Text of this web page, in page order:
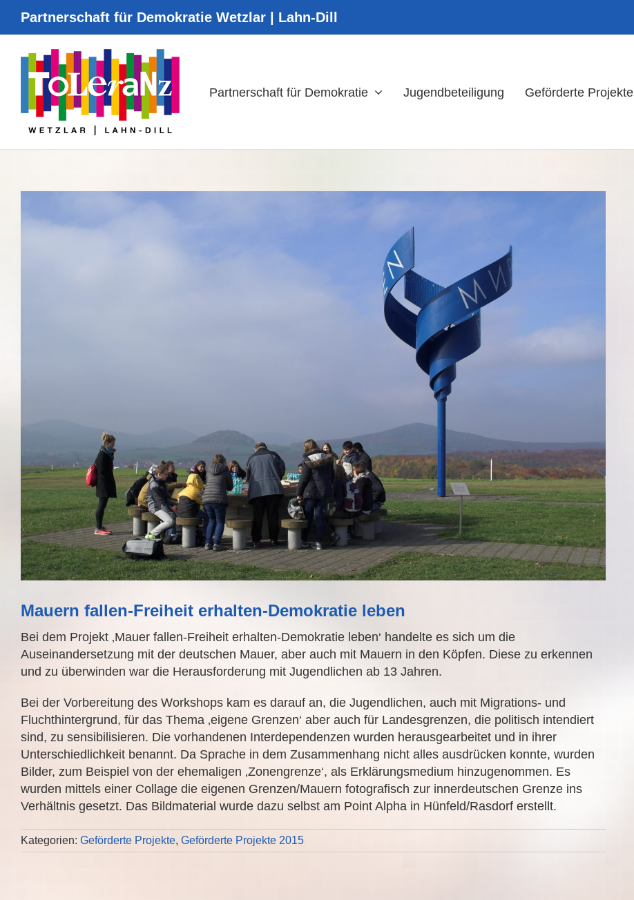
InhaltPartnerschaft für Demokratie Wetzlar | Lahn-Dill
Partnerschaft für Demokratie Jugendbeteiligung Geförderte Projekte
grösseres
Mauern fallen-Freiheit erhalten-Demokratie leben
Bei dem Projekt ‚Mauer fallen-Freiheit erhalten-Demokratie leben‘ handelte es sich um die
Auseinandersetzung mit der deutschen Mauer, aber auch mit Mauern in den Köpfen. Diese zu erkennen
und zu überwinden war die Herausforderung mit Jugendlichen ab 13 Jahren.
Bei der Vorbereitung des Workshops kam es darauf an, die Jugendlichen, auch mit Migrations- und
Fluchthintergrund, für das Thema ‚eigene Grenzen‘ aber auch für Landesgrenzen, die politisch intendiert
sind, zu sensibilisieren. Die vorhandenen Interdependenzen wurden herausgearbeitet und in ihrer
Unterschiedlichkeit benannt. Da Sprache in dem Zusammenhang nicht alles ausdrücken konnte, wurden
Bilder, zum Beispiel von der ehemaligen ‚Zonengrenze‘, als Erklärungsmedium hinzugenommen. Es
wurden mittels einer Collage die eigenen Grenzen/Mauern fotografisch zur innerdeutschen Grenze ins
Verhältnis gesetzt. Das Bildmaterial wurde dazu selbst am Point Alpha in Hünfeld/Rasdorf erstellt.
Kategorien: Geförderte Projekte, Geförderte Projekte 2015